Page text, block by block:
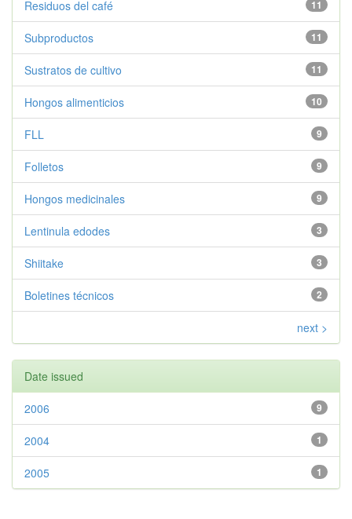
11
Residuos del café
11
Subproductos
11
Sustratos de cultivo
10
Hongos alimenticios
9
FLL
9
Folletos
9
Hongos medicinales
3
Lentinula edodes
3
Shiitake
2
Boletines técnicos
next >
Date issued
9
2006
1
2004
1
2005